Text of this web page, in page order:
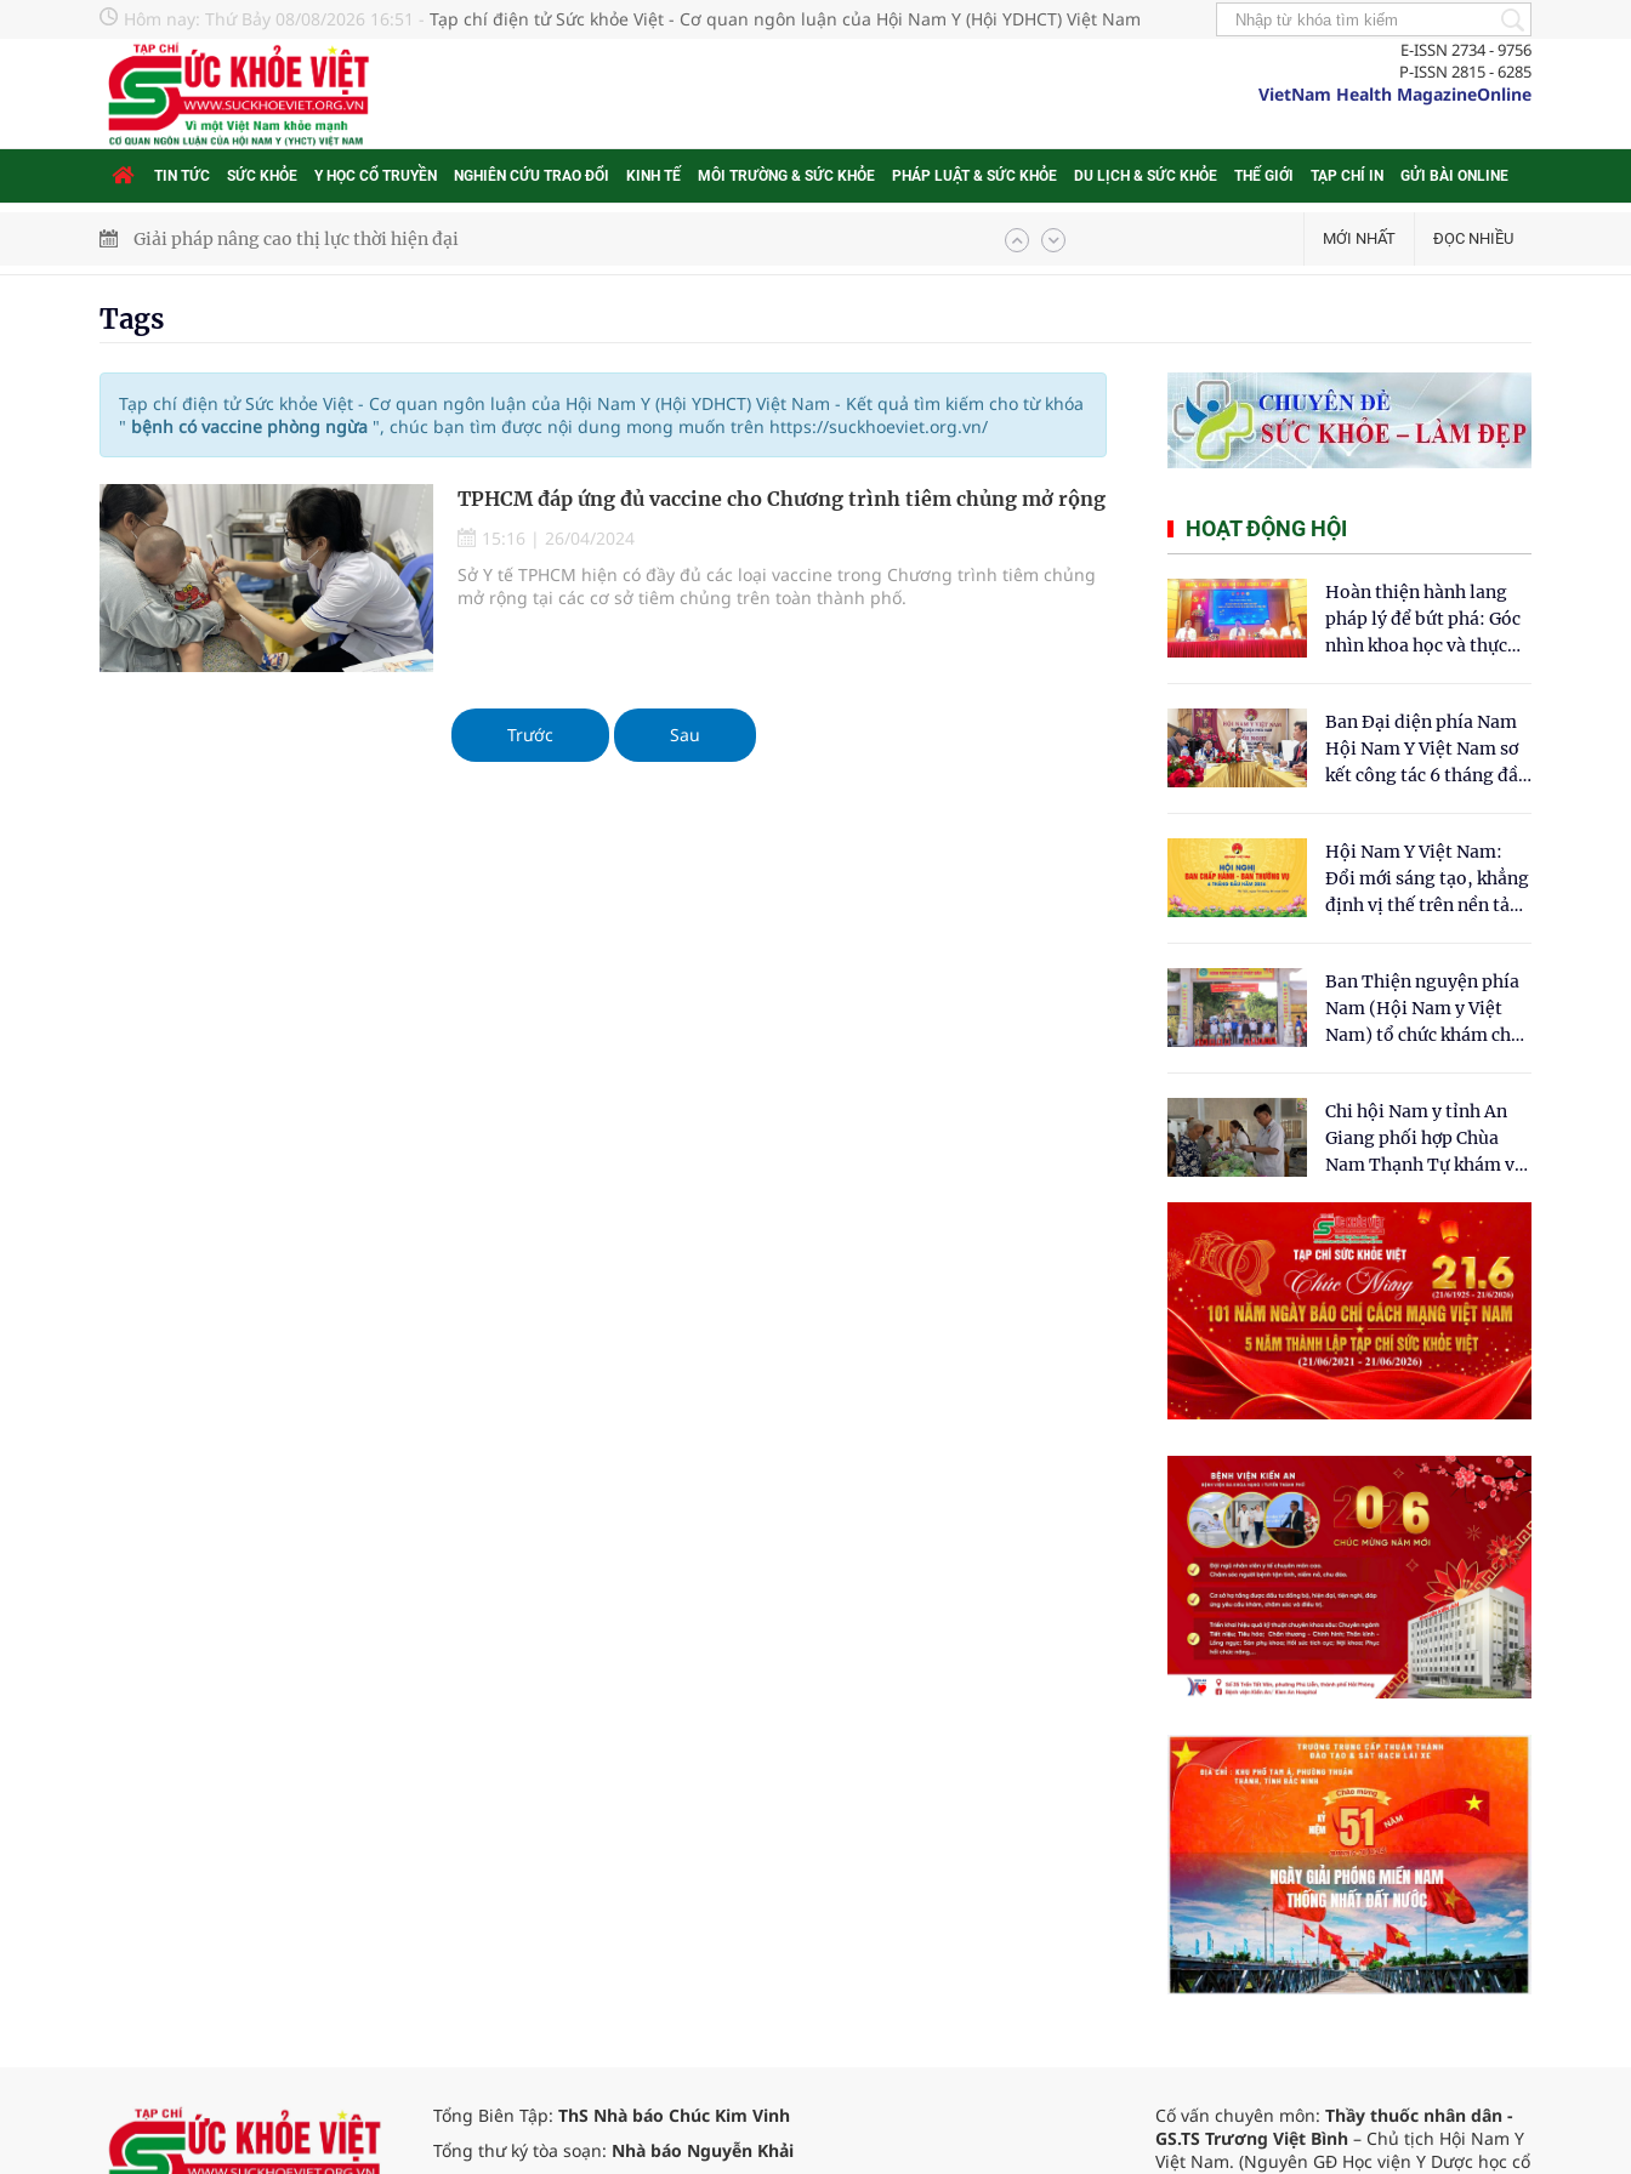
Hôm nay: Thứ Bảy 08/08/2026 16:51 - Tạp chí điện tử Sức khỏe Việt - Cơ quan ngôn luận của Hội Nam Y (Hội YDHCT) Việt Nam
E-ISSN 2734 - 9756
P-ISSN 2815 - 6285
VietNam Health MagazineOnline
TIN TỨC SỨC KHỎE Y HỌC CỔ TRUYỀN NGHIÊN CỨU TRAO ĐỔI KINH TẾ MÔI TRƯỜNG & SỨC KHỎE PHÁP LUẬT & SỨC KHỎE DU LỊCH & SỨC KHỎE THẾ GIỚI TẠP CHÍ IN GỬI BÀI ONLINE
Giải pháp nâng cao thị lực thời hiện đại
Dự báo thời tiết ngày 08/8/2026: Bắc Bộ nắng nóng, nhiệt độ cao nhất 35 độ
Đắk Lắk: Đẩy nhanh tiến độ khám sức khỏe định kỳ, khám sàng lọc cho người dân
Tổng hợp những cách trị thâm body nách, bẹn, mông cực hiệu quả
Tỷ lệ tật khúc xạ ở trẻ gia tăng: Khuyến nghị của chuyên gia
Nhiều lợi thế để nâng chất lượng y tế
Vương Thành Công: Khi việc học bắt đầu từ trải nghiệm thực tế
Tầm soát sớm ung thư vú giúp cứu sống hàng nghìn phụ nữ mỗi năm
MỚI NHẤT ĐỌC NHIỀU
Tags
Tạp chí điện tử Sức khỏe Việt - Cơ quan ngôn luận của Hội Nam Y (Hội YDHCT) Việt Nam - Kết quả tìm kiếm cho từ khóa
" bệnh có vaccine phòng ngừa ", chúc bạn tìm được nội dung mong muốn trên https://suckhoeviet.org.vn/
TPHCM đáp ứng đủ vaccine cho Chương trình tiêm chủng mở rộng
15:16 | 26/04/2024
Sở Y tế TPHCM hiện có đầy đủ các loại vaccine trong Chương trình tiêm chủng
mở rộng tại các cơ sở tiêm chủng trên toàn thành phố.
Trước Sau
HOẠT ĐỘNG HỘI
Hoàn thiện hành lang
pháp lý để bứt phá: Góc
nhìn khoa học và thực
cho Luật Y dược cổ
truyền Việt Nam"
Ban Đại diện phía Nam
Hội Nam Y Việt Nam sơ
kết công tác 6 tháng đầu
Hội Nam Y Việt Nam:
Đổi mới sáng tạo, khẳng
định vị thế trên nền tảng
Ban Thiện nguyện phía
Nam (Hội Nam y Việt
Nam) tổ chức khám chữa
dân tại xã Tân Tập
Chi hội Nam y tỉnh An
Giang phối hợp Chùa
Nam Thạnh Tự khám và
nhân dân
Tổng Biên Tập: ThS Nhà báo Chúc Kim Vinh
Tổng thư ký tòa soạn: Nhà báo Nguyễn Khải
Cố vấn chuyên môn: Thầy thuốc nhân dân -
GS.TS Trương Việt Bình – Chủ tịch Hội Nam Y
Việt Nam. (Nguyên GĐ Học viện Y Dược học cổ